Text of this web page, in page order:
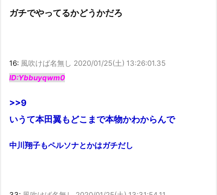
ガチでやってるかどうかだろ
16: 風吹けば名無し 2020/01/25(土) 13:26:01.35
ID:Ybbuyqwm0
>>9
いうて本田翼もどこまで本物かわからんで
中川翔子もペルソナとかはガチだし